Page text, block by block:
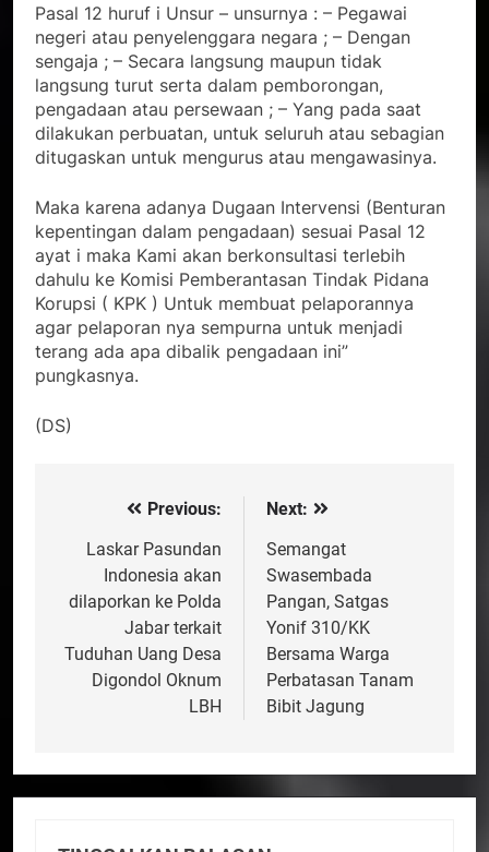
Pasal 12 huruf i Unsur – unsurnya : – Pegawai
negeri atau penyelenggara negara ; – Dengan
sengaja ; – Secara langsung maupun tidak
langsung turut serta dalam pemborongan,
pengadaan atau persewaan ; – Yang pada saat
dilakukan perbuatan, untuk seluruh atau sebagian
ditugaskan untuk mengurus atau mengawasinya.
Maka karena adanya Dugaan Intervensi (Benturan
kepentingan dalam pengadaan) sesuai Pasal 12
ayat i maka Kami akan berkonsultasi terlebih
dahulu ke Komisi Pemberantasan Tindak Pidana
Korupsi ( KPK ) Untuk membuat pelaporannya
agar pelaporan nya sempurna untuk menjadi
terang ada apa dibalik pengadaan ini”
pungkasnya.
(DS)
Navigasi
pos
Previous:
Laskar Pasundan
Indonesia akan
dilaporkan ke Polda
Jabar terkait
Tuduhan Uang Desa
Digondol Oknum
LBH
Next:
Semangat
Swasembada
Pangan, Satgas
Yonif 310/KK
Bersama Warga
Perbatasan Tanam
Bibit Jagung